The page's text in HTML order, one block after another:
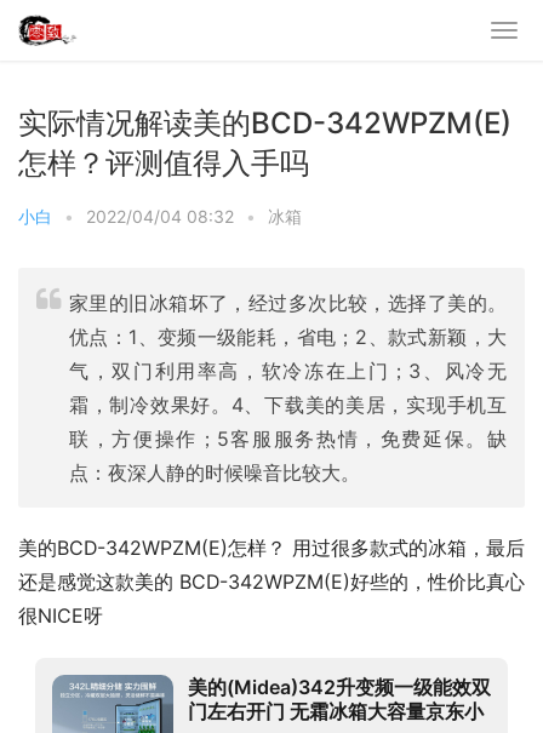
实际情况解读美的BCD-342WPZM(E)
怎样？评测值得入手吗
小白 • 2022/04/04 08:32 • 冰箱
家里的旧冰箱坏了，经过多次比较，选择了美的。
优点：1、变频一级能耗，省电；2、款式新颖，大
气，双门利用率高，软冷冻在上门；3、风冷无
霜，制冷效果好。4、下载美的美居，实现手机互
联，方便操作；5客服服务热情，免费延保。缺
点：夜深人静的时候噪音比较大。
美的BCD-342WPZM(E)怎样？ 用过很多款式的冰箱，最后
还是感觉这款美的 BCD-342WPZM(E)好些的，性价比真心
很NICE呀
美的(Midea)342升变频一级能效双
门左右开门 无霜冰箱大容量京东小